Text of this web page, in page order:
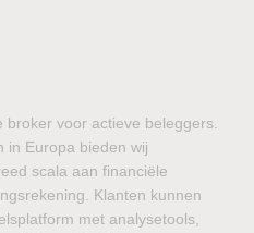
broker voor actieve beleggers.
in Europa bieden wij
scala aan financiële
Klanten kunnen
met analysetools,